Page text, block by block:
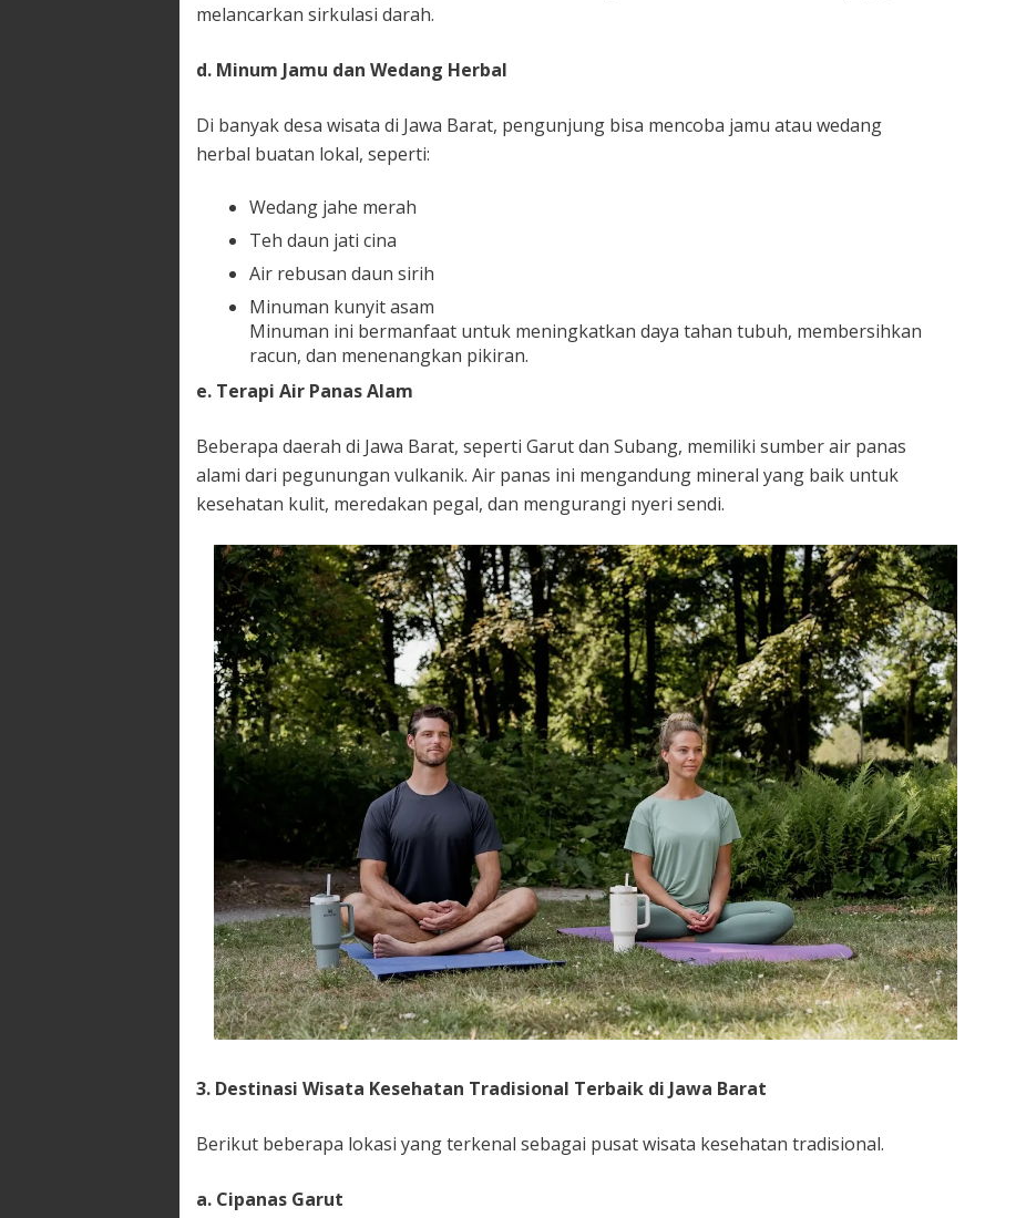
melancarkan sirkulasi darah.
d. Minum Jamu dan Wedang Herbal
Di banyak desa wisata di Jawa Barat, pengunjung bisa mencoba jamu atau wedang
herbal buatan lokal, seperti:
Wedang jahe merah
Teh daun jati cina
Air rebusan daun sirih
Minuman kunyit asam
Minuman ini bermanfaat untuk meningkatkan daya tahan tubuh, membersihkan
racun, dan menenangkan pikiran.
e. Terapi Air Panas Alam
Beberapa daerah di Jawa Barat, seperti Garut dan Subang, memiliki sumber air panas
alami dari pegunungan vulkanik. Air panas ini mengandung mineral yang baik untuk
kesehatan kulit, meredakan pegal, dan mengurangi nyeri sendi.
3. Destinasi Wisata Kesehatan Tradisional Terbaik di Jawa Barat
Berikut beberapa lokasi yang terkenal sebagai pusat wisata kesehatan tradisional.
a. Cipanas Garut